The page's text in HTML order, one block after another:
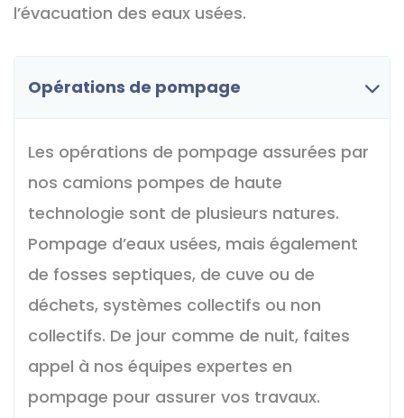
l’évacuation des eaux usées.
Opérations de pompage
Les opérations de pompage assurées par
nos camions pompes de haute
technologie sont de plusieurs natures.
Pompage d’eaux usées, mais également
de fosses septiques, de cuve ou de
déchets, systèmes collectifs ou non
collectifs. De jour comme de nuit, faites
appel à nos équipes expertes en
pompage pour assurer vos travaux.